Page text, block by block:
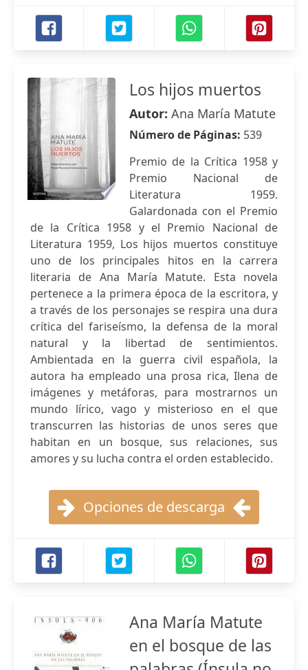
Los hijos muertos
Autor: Ana María Matute
Número de Páginas: 539
Premio de la Crítica 1958 y
Premio Nacional de
Literatura 1959.
Galardonada con el Premio
de la Crítica 1958 y el Premio Nacional de
Literatura 1959, Los hijos muertos constituye
uno de los principales hitos en la carrera
literaria de Ana María Matute. Esta novela
pertenece a la primera época de la escritora, y
a través de los personajes se respira una dura
crítica del fariseísmo, la defensa de la moral
natural y la libertad de sentimientos.
Ambientada en la guerra civil española, la
autora ha empleado una prosa rica, Ilena de
imágenes y metáforas, para mostrarnos un
mundo lírico, vago y misterioso en el que
transcurren las historias de unos seres que
habitan en un bosque, sus relaciones, sus
amores y su lucha contra el orden establecido.
Opciones de descarga
Ana María Matute
en el bosque de las